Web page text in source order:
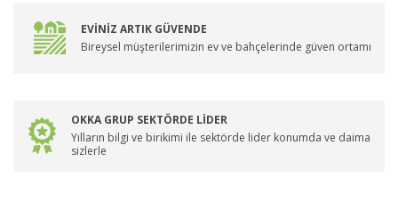
EVİNİZ ARTIK GÜVENDE
Bireysel müşterilerimizin ev ve bahçelerinde güven ortamı
OKKA GRUP SEKTÖRDE LİDER
Yılların bilgi ve birikimi ile sektörde lider konumda ve daima
sizlerle